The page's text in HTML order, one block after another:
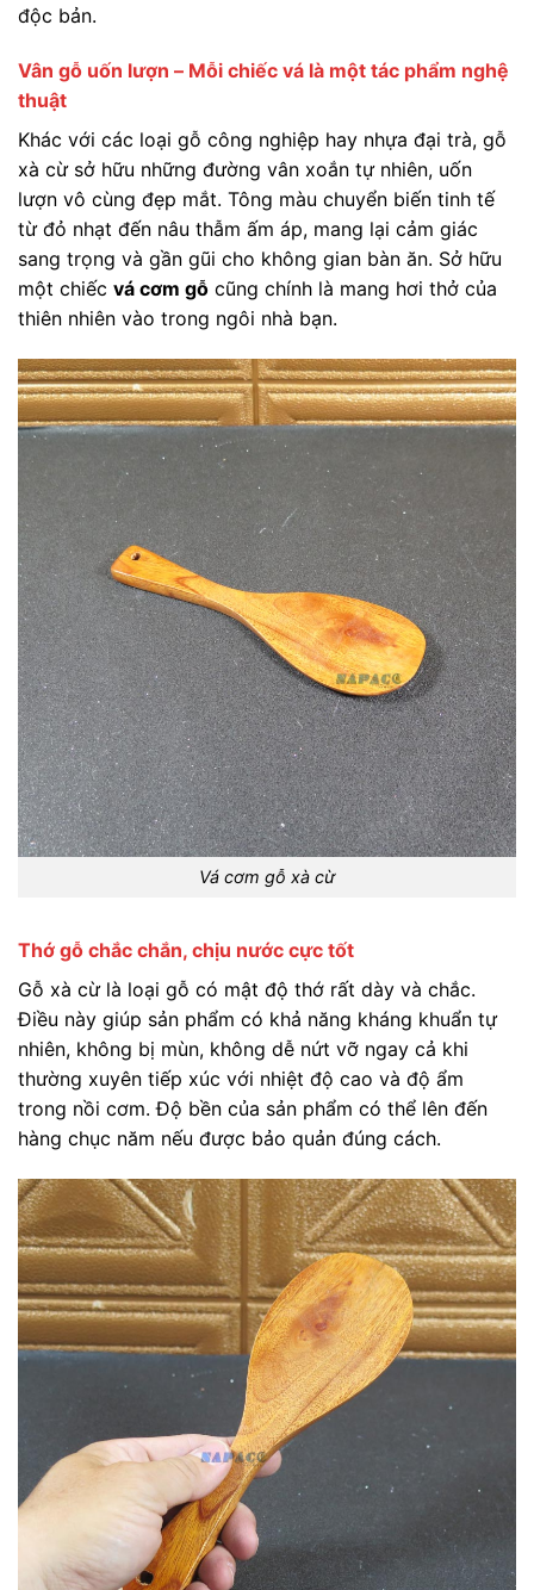
độc bản.
Vân gỗ uốn lượn – Mỗi chiếc vá là một tác phẩm nghệ
thuật
Khác với các loại gỗ công nghiệp hay nhựa đại trà, gỗ
xà cừ sở hữu những đường vân xoắn tự nhiên, uốn
lượn vô cùng đẹp mắt. Tông màu chuyển biến tinh tế
từ đỏ nhạt đến nâu thẫm ấm áp, mang lại cảm giác
sang trọng và gần gũi cho không gian bàn ăn. Sở hữu
một chiếc vá cơm gỗ cũng chính là mang hơi thở của
thiên nhiên vào trong ngôi nhà bạn.
Vá cơm gỗ xà cừ
Thớ gỗ chắc chắn, chịu nước cực tốt
Gỗ xà cừ là loại gỗ có mật độ thớ rất dày và chắc.
Điều này giúp sản phẩm có khả năng kháng khuẩn tự
nhiên, không bị mùn, không dễ nứt vỡ ngay cả khi
thường xuyên tiếp xúc với nhiệt độ cao và độ ẩm
trong nồi cơm. Độ bền của sản phẩm có thể lên đến
hàng chục năm nếu được bảo quản đúng cách.